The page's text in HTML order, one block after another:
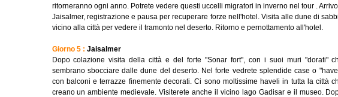
ritorneranno ogni anno. Potrete vedere questi uccelli migratori in inverno nel tour .
Jaisalmer, registrazione e pausa per recuperare forze nell'hotel. Visita alle dune di
vicino alla città per vedere il tramonto nel deserto. Ritorno e pernottamento all'hotel.
Giorno 5 : Jaisalmer
Dopo colazione visita della città e del forte "Sonar fort", con i suoi muri "dorati"
sembrano sbocciare dalle dune del deserto. Nel forte vedrete splendide case o
con balconi e terrazze finemente decorati. Ci sono moltissime haveli in tutta la città
creano un ambiente medievale. Visiterete anche il vicino lago Gadisar e il museo.